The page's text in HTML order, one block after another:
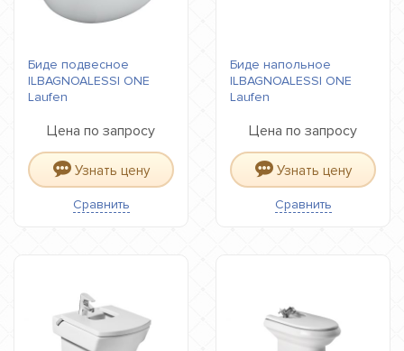
Биде подвесное
ILBAGNOALESSI ONE
Laufen
Цена по запросу
Узнать цену
Сравнить
Биде напольное
ILBAGNOALESSI ONE
Laufen
Цена по запросу
Узнать цену
Сравнить